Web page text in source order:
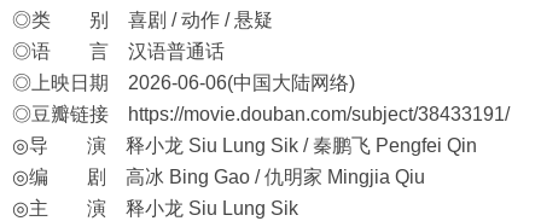
◎类 别 喜剧 / 动作 / 悬疑
◎语 言 汉语普通话
◎上映日期 2026-06-06(中国大陆网络)
◎豆瓣链接
https://movie.douban.com/subject/38433191/
◎导 演 释小龙 Siu Lung Sik / 秦鹏飞 Pengfei Qin
◎编 剧 高冰 Bing Gao / 仇明家 Mingjia Qiu
◎主 演 释小龙 Siu Lung Sik